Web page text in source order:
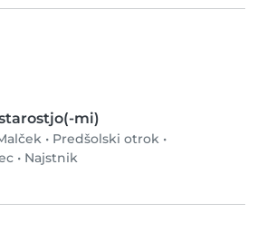
mi)
• Predšolski otrok •
• Najstnik